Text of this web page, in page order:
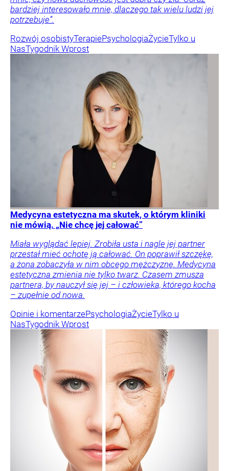
bardziej interesowało mnie, dlaczego tak wielu ludzi jej
potrzebuje”.
Rozwój osobistyTerapiePsychologiaŻycieTylko u
NasTygodnik Wprost
Medycyna estetyczna ma skutek, o którym kliniki
nie mówią. „Nie chcę jej całować”
Miała wyglądać lepiej. Zrobiła usta i nagle jej partner
przestał mieć ochotę ją całować. On poprawił szczękę,
a żona zobaczyła w nim obcego mężczyznę. Medycyna
estetyczna zmienia nie tylko twarz. Czasem zmusza
partnera, by nauczył się jej – i człowieka, którego kocha
– zupełnie od nowa.
Opinie i komentarzePsychologiaŻycieTylko u
NasTygodnik Wprost